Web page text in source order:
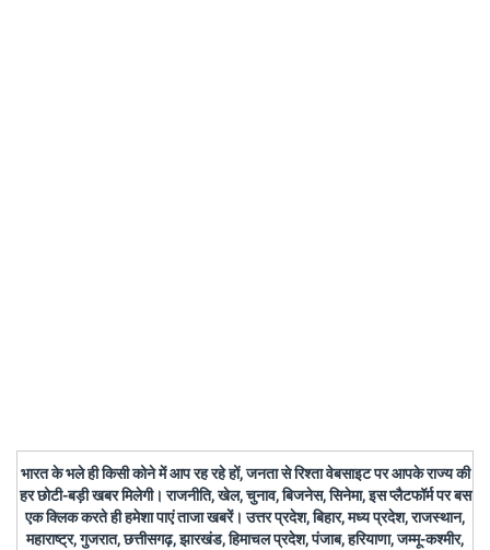
भारत के भले ही किसी कोने में आप रह रहे हों, जनता से रिश्ता वेबसाइट पर आपके राज्य की
हर छोटी-बड़ी खबर मिलेगी। राजनीति, खेल, चुनाव, बिजनेस, सिनेमा, इस प्लैटफॉर्म पर बस
एक क्लिक करते ही हमेशा पाएं ताजा खबरें। उत्तर प्रदेश, बिहार, मध्य प्रदेश, राजस्थान,
महाराष्ट्र, गुजरात, छत्तीसगढ़, झारखंड, हिमाचल प्रदेश, पंजाब, हरियाणा, जम्मू-कश्मीर,